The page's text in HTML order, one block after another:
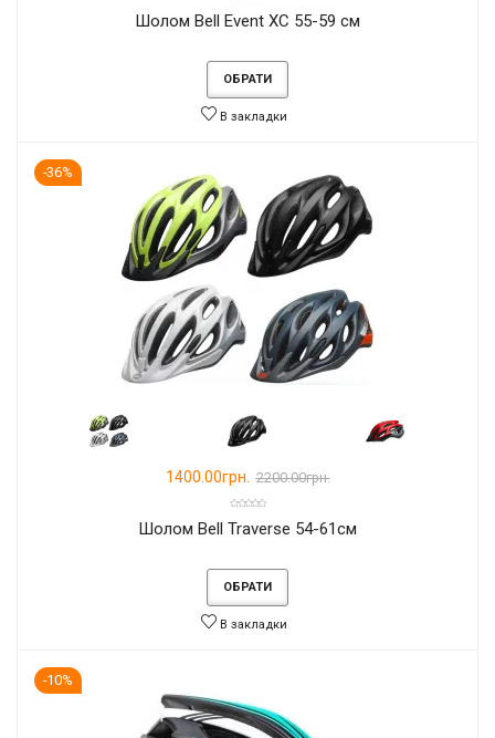
Шолом Bell Event XC 55-59 см
ОБРАТИ
В закладки
-36%
1400.00грн. 2200.00грн.
Шолом Bell Traverse 54-61см
ОБРАТИ
В закладки
-10%